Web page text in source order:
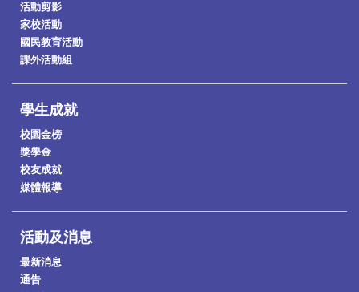
活動剪影
家校活動
國民教育活動
課外活動組
學生成就
校園金榜
獎學金
校友成就
媒體報導
活動及消息
最新消息
通告